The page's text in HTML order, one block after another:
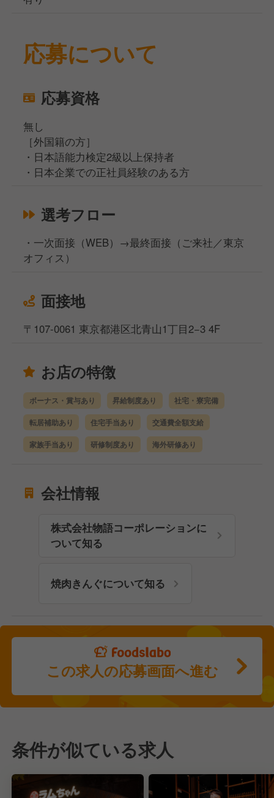
応募について
応募資格
無し
［外国籍の方］
・日本語能力検定2級以上保持者
・日本企業での正社員経験のある方
選考フロー
・一次面接（WEB）→最終面接（ご来社／東京
オフィス）
面接地
〒107-0061 東京都港区北青山1丁目2−3 4F
お店の特徴
ボーナス・賞与あり 昇給制度あり 社宅・寮完備
転居補助あり 住宅手当あり 交通費全額支給
家族手当あり 研修制度あり 海外研修あり
会社情報
株式会社物語コーポレーションに
ついて知る
焼肉きんぐについて知る
この求人の応募画面へ進む
条件が似ている求人